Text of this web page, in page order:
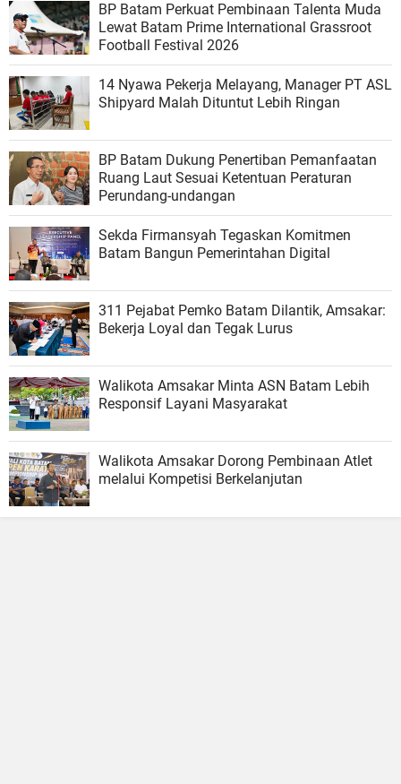
BP Batam Perkuat Pembinaan Talenta Muda
Lewat Batam Prime International Grassroot
Football Festival 2026
14 Nyawa Pekerja Melayang, Manager PT ASL
Shipyard Malah Dituntut Lebih Ringan
BP Batam Dukung Penertiban Pemanfaatan
Ruang Laut Sesuai Ketentuan Peraturan
Perundang-undangan
Sekda Firmansyah Tegaskan Komitmen
Batam Bangun Pemerintahan Digital
311 Pejabat Pemko Batam Dilantik, Amsakar:
Bekerja Loyal dan Tegak Lurus
Walikota Amsakar Minta ASN Batam Lebih
Responsif Layani Masyarakat
Walikota Amsakar Dorong Pembinaan Atlet
melalui Kompetisi Berkelanjutan